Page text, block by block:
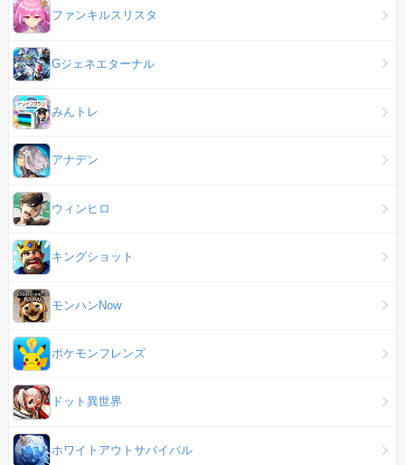
ファンキルスリスタ
Gジェネエターナル
みんトレ
アナデン
ウィンヒロ
キングショット
モンハンNow
ポケモンフレンズ
ドット異世界
ホワイトアウトサバイバル